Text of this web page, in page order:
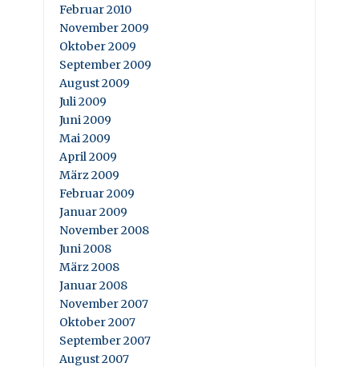
Februar 2010
November 2009
Oktober 2009
September 2009
August 2009
Juli 2009
Juni 2009
Mai 2009
April 2009
März 2009
Februar 2009
Januar 2009
November 2008
Juni 2008
März 2008
Januar 2008
November 2007
Oktober 2007
September 2007
August 2007